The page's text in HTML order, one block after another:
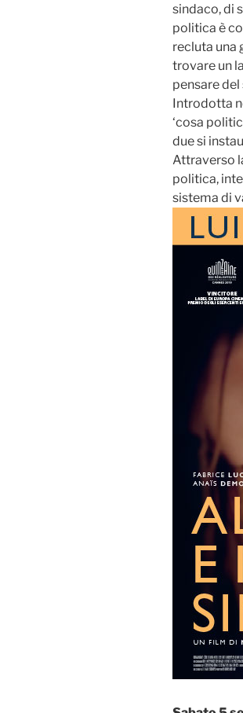
sindaco, di
politica è
recluta una
trovare un
pensare
Introdotta
‘cosa
due si
Attraverso
politica,
sistema di